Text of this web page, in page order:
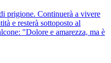
prigione. Continuerà a vivere
e resterà sottoposto al
"Dolore e amarezza, ma è